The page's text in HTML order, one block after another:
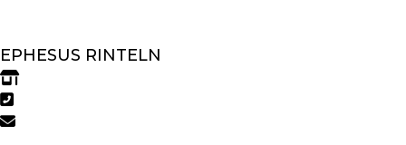
EPHESUS RINTELN